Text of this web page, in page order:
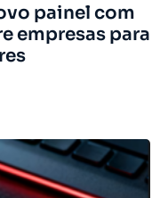
painel com
empresas para